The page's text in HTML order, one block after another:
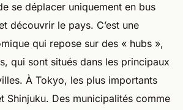
se déplacer uniquement en bus
découvrir le pays. C’est une
qui repose sur des « hubs »,
qui sont situés dans les principaux
À Tokyo, les plus importants
Shinjuku. Des municipalités comme